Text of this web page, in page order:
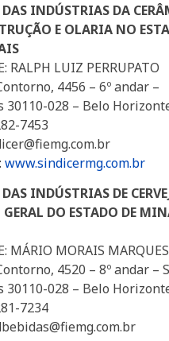
INDÚSTRIAS DA
E OLARIA NO
RALPH LUIZ PERRUPATO
4456 – 6º andar –
30110-028 – Belo
7453
www.sindicermg.com.br
INDÚSTRIAS DE
GERAL DO ESTADO DE
MÁRIO MORAIS MARQUES
4520 – 8º andar –
30110-028 – Belo
7234